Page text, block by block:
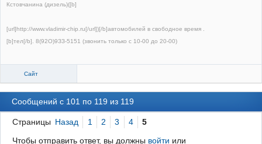
Кстовчанина (дизель)([b]
[url]http://www.vladimir-chip.ru[/url])[/b]автомобилей в свободное время .
[b]тел[/b]. 8(92О)9ЗЗ-5151 (звонить только с 10-00 до 20-00)
Сайт
Сообщений с 101 по 119 из 119
Страницы Назад 1 2 3 4 5
Чтобы отправить ответ, вы должны войти или